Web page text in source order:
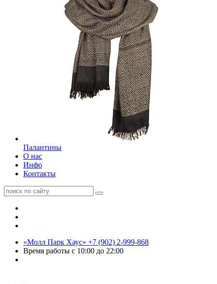
Палантины
О нас
Инфо
Контакты
«Молл Парк Хаус» +7 (902) 2-999-868
Время работы с 10:00 до 22:00